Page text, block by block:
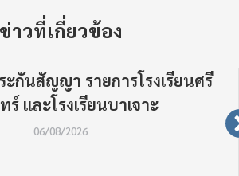
ข่าวที่เกี่ยวข้อง
ะกันสัญญา รายการโรงเรียนศรี
ร์ และโรงเรียนบาเจาะ
06/08/2026